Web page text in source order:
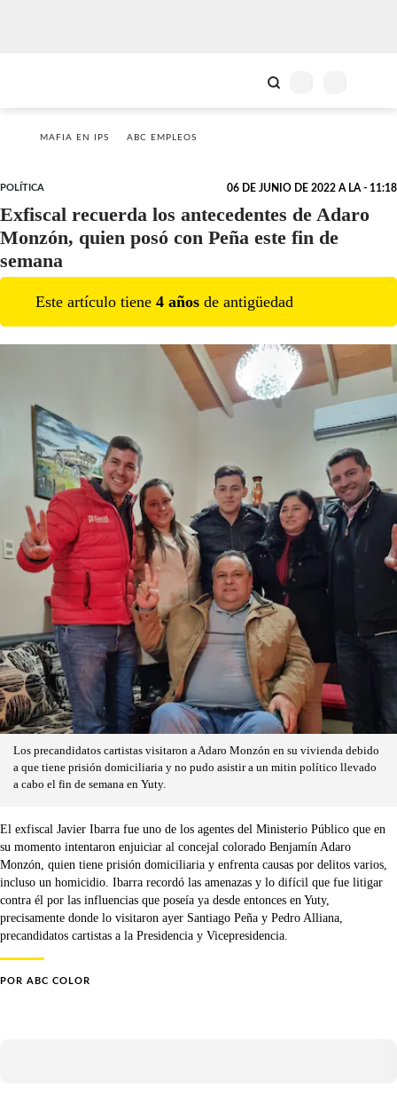
MAFIA EN IPS ABC EMPLEOS
POLÍTICA 06 DE JUNIO DE 2022 A LA - 11:18
Exfiscal recuerda los antecedentes de Adaro
Monzón, quien posó con Peña este fin de
semana
Este artículo tiene 4 años de antigüedad
Los precandidatos cartistas visitaron a Adaro Monzón en su vivienda debido
a que tiene prisión domiciliaria y no pudo asistir a un mitin político llevado
a cabo el fin de semana en Yuty.
El exfiscal Javier Ibarra fue uno de los agentes del Ministerio Público que en
su momento intentaron enjuiciar al concejal colorado Benjamín Adaro
Monzón, quien tiene prisión domiciliaria y enfrenta causas por delitos varios,
incluso un homicidio. Ibarra recordó las amenazas y lo difícil que fue litigar
contra él por las influencias que poseía ya desde entonces en Yuty,
precisamente donde lo visitaron ayer Santiago Peña y Pedro Alliana,
precandidatos cartistas a la Presidencia y Vicepresidencia.
POR ABC COLOR